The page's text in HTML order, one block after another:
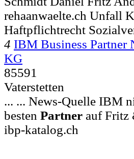
rehaanwaelte.ch Unfall
Haftpflichtrecht
4 IBM Business
KG
85591
Vaterstetten
... ... News-Quelle IBM
besten Partner auf Fritz
ibp-katalog.ch